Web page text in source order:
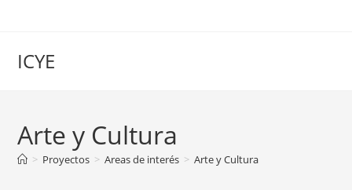
ICYE
Arte y Cultura
> Proyectos > Areas de interés > Arte y Cultura